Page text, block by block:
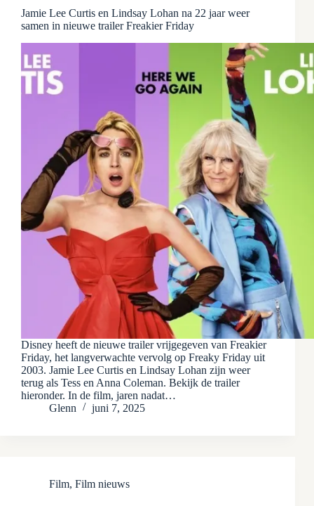
Jamie Lee Curtis en Lindsay Lohan na 22 jaar weer
samen in nieuwe trailer Freakier Friday
Disney heeft de nieuwe trailer vrijgegeven van Freakier
Friday, het langverwachte vervolg op Freaky Friday uit
2003. Jamie Lee Curtis en Lindsay Lohan zijn weer
terug als Tess en Anna Coleman. Bekijk de trailer
hieronder. In de film, jaren nadat…
Glenn
juni 7, 2025
Film, Film nieuws